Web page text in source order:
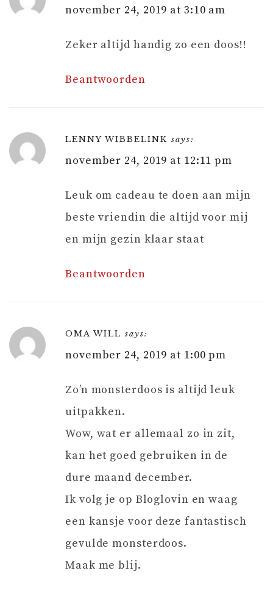
november 24, 2019 at 3:10 am
Zeker altijd handig zo een doos!!
Beantwoorden
LENNY WIBBELINK says:
november 24, 2019 at 12:11 pm
Leuk om cadeau te doen aan mijn
beste vriendin die altijd voor mij
en mijn gezin klaar staat
Beantwoorden
OMA WILL says:
november 24, 2019 at 1:00 pm
Zo’n monsterdoos is altijd leuk
uitpakken.
Wow, wat er allemaal zo in zit,
kan het goed gebruiken in de
dure maand december.
Ik volg je op Bloglovin en waag
een kansje voor deze fantastisch
gevulde monsterdoos.
Maak me blij.